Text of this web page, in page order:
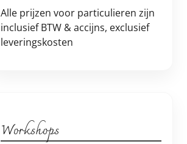
Alle prijzen voor particulieren zijn
inclusief BTW & accijns, exclusief
leveringskosten
Workshops